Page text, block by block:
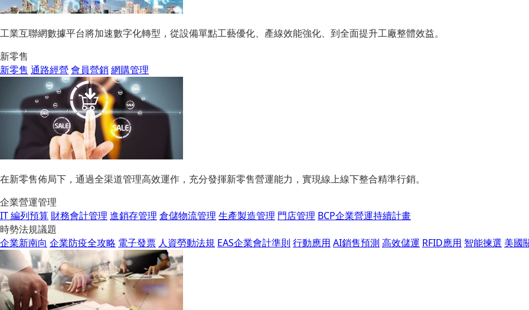
工業互聯網數據平台將加速數字化轉型，從設備單點工藝優化、產線效能強化、到全面提升工廠整體效益。
新零售
新零售 通路經營會員營銷網購管理
在新零售佈局下，通過全渠道管理高效運作，充分發揮新零售營運能力，實現線上線下整合精準行銷。
企業營運管理
IT 編列預算 財務會計管理 進銷存管理 倉儲物流管理 生產製造管理 門店管理 BCP企業營運持續計畫
時勢法規議題
企業新南向 企業防疫全攻略 電子發票 人資勞動法規 EAS企業會計準則 行動應用 AI銷售預測 高效儲運 RFID應用 智能揀選 美國